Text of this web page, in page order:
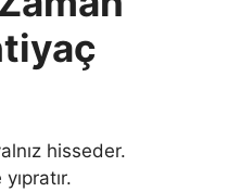
hisseder.